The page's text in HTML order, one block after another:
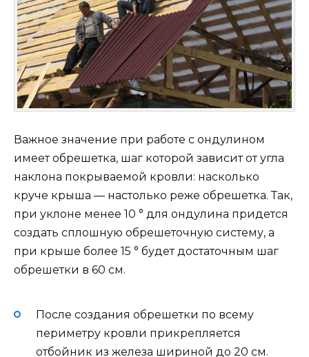
Важное значение при работе с ондулином
имеет обрешетка, шаг которой зависит от угла
наклона покрываемой кровли: насколько
круче крыша — настолько реже обрешетка. Так,
при уклоне менее 10 ° для ондулина придется
создать сплошную обрешеточную систему, а
при крыше более 15 ° будет достаточным шаг
обрешетки в 60 см.
После создания обрешетки по всему
периметру кровли прикрепляется
отбойник из железа шириной до 20 см.